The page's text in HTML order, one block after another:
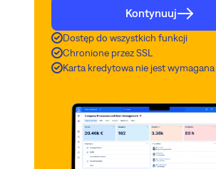
Kontynuuj
Dostęp do wszystkich funkcji
Chronione przez SSL
Karta kredytowa nie jest wymagana